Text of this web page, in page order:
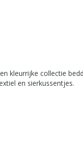
kleurrijke collectie
en sierkussentjes.